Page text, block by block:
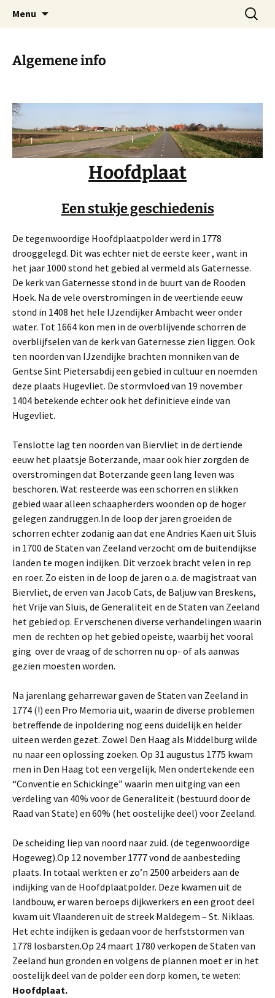
Hoofdplaat.com
Dorp achter de dijk
Menu
Zoeken
naar:
Algemene info
Hoofdplaat
Een stukje geschiedenis
De tegenwoordige Hoofdplaatpolder werd in 1778
drooggelegd. Dit was echter niet de eerste keer , want in
het jaar 1000 stond het gebied al vermeld als Gaternesse.
De kerk van Gaternesse stond in de buurt van de Rooden
Hoek. Na de vele overstromingen in de veertiende eeuw
stond in 1408 het hele IJzendijker Ambacht weer onder
water. Tot 1664 kon men in de overblijvende schorren de
overblijfselen van de kerk van Gaternesse zien liggen. Ook
ten noorden van IJzendijke brachten monniken van de
Gentse Sint Pietersabdij een gebied in cultuur en noemden
deze plaats Hugevliet. De stormvloed van 19 november
1404 betekende echter ook het definitieve einde van
Hugevliet.
Tenslotte lag ten noorden van Biervliet in de dertiende
eeuw het plaatsje Boterzande, maar ook hier zorgden de
overstromingen dat Boterzande geen lang leven was
beschoren. Wat resteerde was een schorren en slikken
gebied waar alleen schaapherders woonden op de hoger
gelegen zandruggen.In de loop der jaren groeiden de
schorren echter zodanig aan dat ene Andries Kaen uit Sluis
in 1700 de Staten van Zeeland verzocht om de buitendijkse
landen te mogen indijken. Dit verzoek bracht velen in rep
en roer. Zo eisten in de loop de jaren o.a. de magistraat van
Biervliet, de erven van Jacob Cats, de Baljuw van Breskens,
het Vrije van Sluis, de Generaliteit en de Staten van Zeeland
het gebied op. Er verschenen diverse verhandelingen waarin
men de rechten op het gebied opeiste, waarbij het vooral
ging over de vraag of de schorren nu op- of als aanwas
gezien moesten worden.
Na jarenlang geharrewar gaven de Staten van Zeeland in
1774 (!) een Pro Memoria uit, waarin de diverse problemen
betreffende de inpoldering nog eens duidelijk en helder
uiteen werden gezet. Zowel Den Haag als Middelburg wilde
nu naar een oplossing zoeken. Op 31 augustus 1775 kwam
men in Den Haag tot een vergelijk. Men ondertekende een
“Conventie en Schickinge” waarin men uitging van een
verdeling van 40% voor de Generaliteit (bestuurd door de
Raad van State) en 60% (het oostelijke deel) voor Zeeland.
De scheiding liep van noord naar zuid. (de tegenwoordige
Hogeweg).Op 12 november 1777 vond de aanbesteding
plaats. In totaal werkten er zo’n 2500 arbeiders aan de
indijking van de Hoofdplaatpolder. Deze kwamen uit de
landbouw, er waren beroeps dijkwerkers en een groot deel
kwam uit Vlaanderen uit de streek Maldegem – St. Niklaas.
Het echte indijken is gedaan voor de herfststormen van
1778 losbarsten.Op 24 maart 1780 verkopen de Staten van
Zeeland hun gronden en volgens de plannen moet er in het
oostelijk deel van de polder een dorp komen, te weten:
Hoofdplaat.